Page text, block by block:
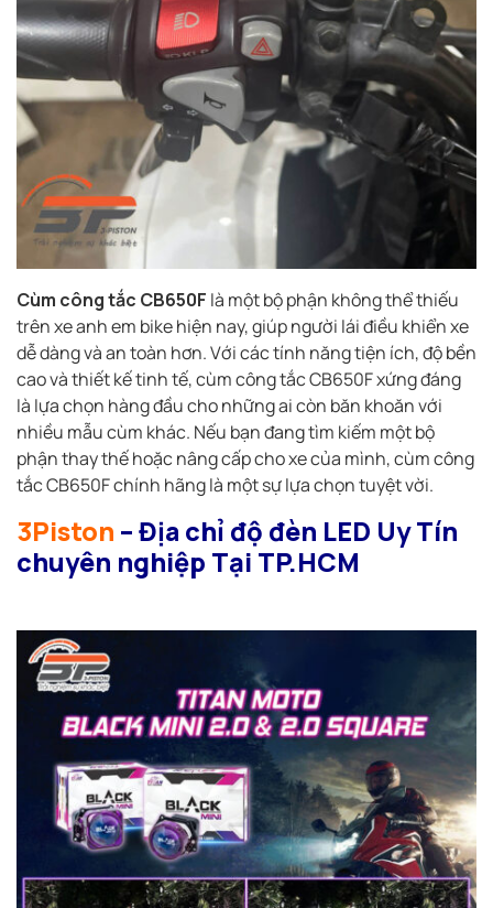
Cùm công tắc CB650F là một bộ phận không thể thiếu
trên xe anh em bike hiện nay, giúp người lái điều khiển xe
dễ dàng và an toàn hơn. Với các tính năng tiện ích, độ bền
cao và thiết kế tinh tế, cùm công tắc CB650F xứng đáng
là lựa chọn hàng đầu cho những ai còn băn khoăn với
nhiều mẫu cùm khác. Nếu bạn đang tìm kiếm một bộ
phận thay thế hoặc nâng cấp cho xe của mình, cùm công
tắc CB650F chính hãng là một sự lựa chọn tuyệt vời.
3Piston – Địa chỉ độ đèn LED Uy Tín
chuyên nghiệp Tại TP.HCM